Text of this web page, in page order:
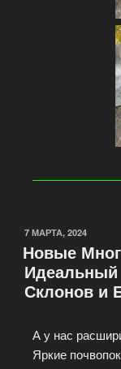
7 МАРТА, 2024
Новые
Склонов и
А у нас
Яркие